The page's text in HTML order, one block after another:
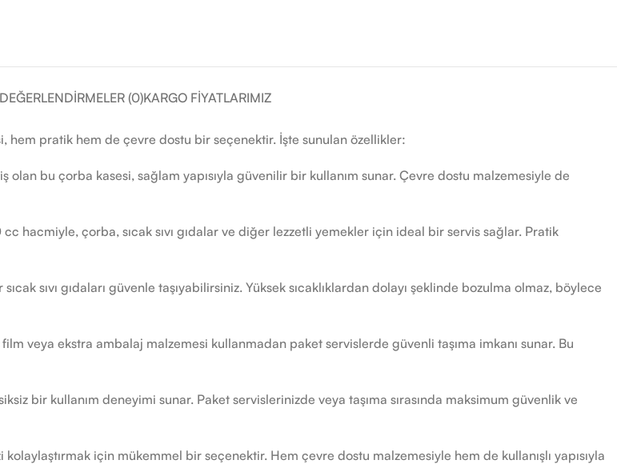
DEĞERLENDIRMELER (0)KARGO FIYATLARIMIZ
hem pratik hem de çevre dostu bir seçenektir. İşte sunulan özellikler:
olan bu çorba kasesi, sağlam yapısıyla güvenilir bir kullanım sunar. Çevre dostu malzemesiyle de
hacmiyle, çorba, sıcak sıvı gıdalar ve diğer lezzetli yemekler için ideal bir servis sağlar. Pratik
sıvı gıdaları güvenle taşıyabilirsiniz. Yüksek sıcaklıklardan dolayı şeklinde bozulma olmaz, böylece
film veya ekstra ambalaj malzemesi kullanmadan paket servislerde güvenli taşıma imkanı sunar. Bu
bir kullanım deneyimi sunar. Paket servislerinizde veya taşıma sırasında maksimum güvenlik ve
için mükemmel bir seçenektir. Hem çevre dostu malzemesiyle hem de kullanışlı yapısıyla